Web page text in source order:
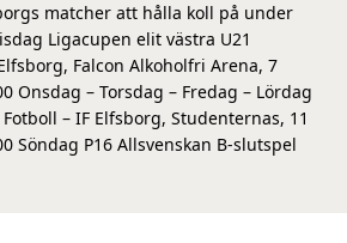
matcher att hålla koll på under
Ligacupen elit västra U21
Falcon Alkoholfri Arena, 7
Onsdag – Torsdag – Fredag – Lördag
– IF Elfsborg, Studenternas, 11
Söndag P16 Allsvenskan B-slutspel